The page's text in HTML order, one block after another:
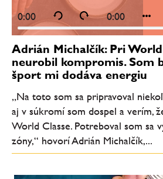
0:00 0:00
Adrián Michalčík: Pri
neurobil kompromis. Som
šport mi dodáva energiu
„Na toto som sa pripravoval
aj v súkromí som dospel a verím,
World Classe. Potreboval som sa
zóny,“ hovorí Adrián Michalčík,...